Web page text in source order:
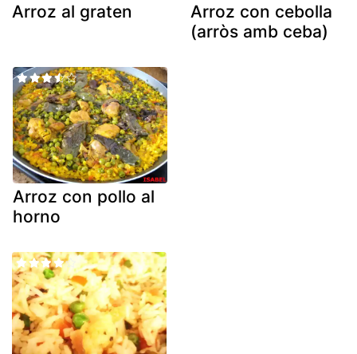
Arroz al graten
Arroz con cebolla
(arròs amb ceba)
Arroz con pollo al
horno